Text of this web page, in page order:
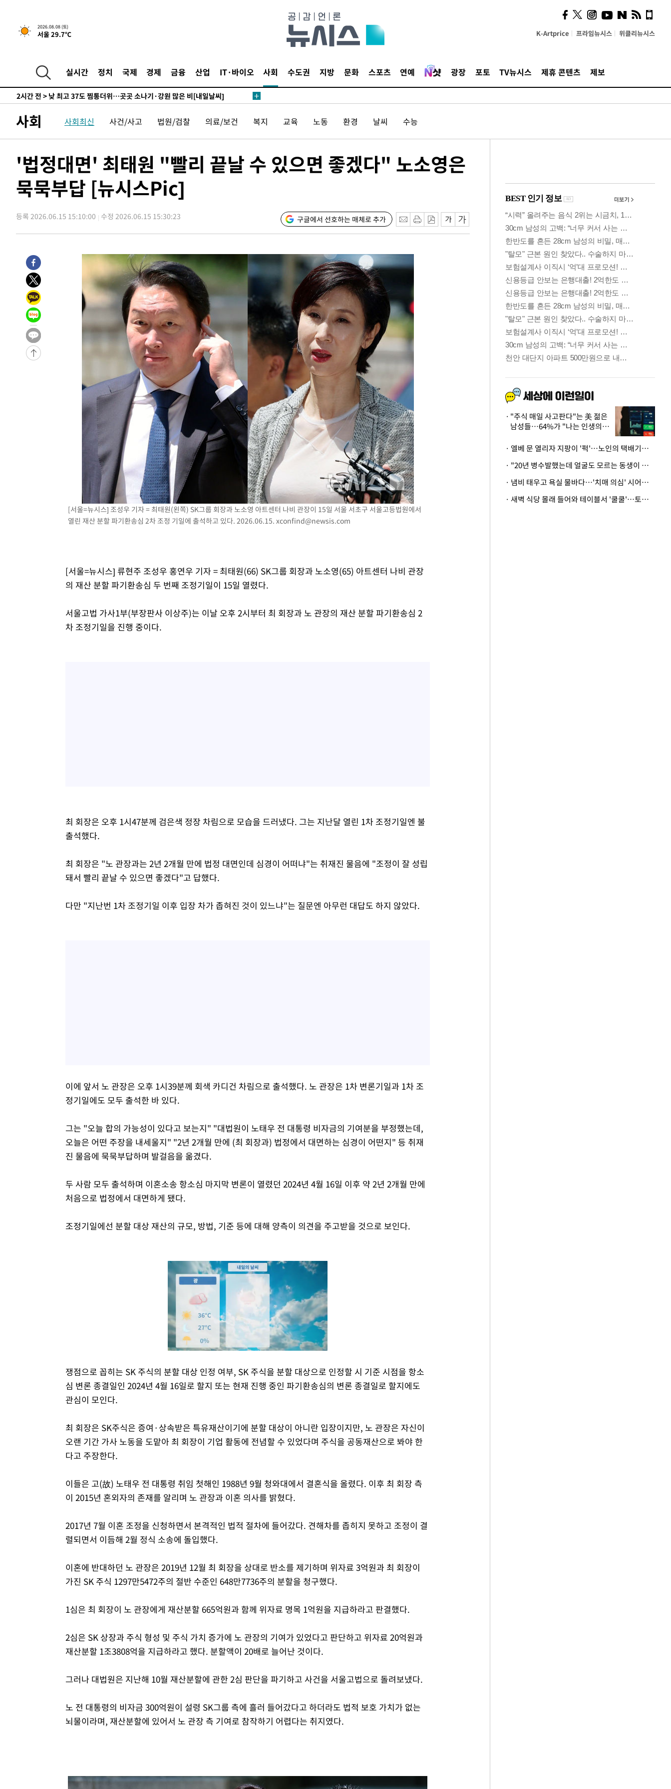
2026.08.08 (토)
서울 29.7℃ K-Artprice 프라임뉴시스 위클리뉴시스
실시간 정치 국제 경제 금융 산업 IT·바이오 사회 수도권 지방 문화 스포츠 연예 광장 포토 TV뉴시스 제휴 콘텐츠 제보
↓-932초 전 >[속보]이 대통령 "부동산 공급 기존 사고방식 매달리지 말고 과감히 실
천"
-17초 전 >이란, "오만과 '중앙 단일 루트' 합의…북쪽 인바운드·남쪽 아웃바운드
2시간 전 >[속보]이 대통령, '호우피해' 안동·의성 관할 4개 면 특별재난지역 선포
[단독]중수청 지원 검사들, 정원 초과 시 낮은 계급 임용…희망지 못 갈
수도
2시간 전 > 낮 최고 37도 찜통더위…곳곳 소나기·강원 많은 비[내일날씨]
4시간 전 >
여자배구 이재영·이다영 자매, 아제르바이잔 투란VC 입단
4시간 전 >외국인 심판 성 접대 7경기 들여다보니…한국 축구 '5승 2무'
4시간 전 >[속보]코스피, 6200선 약보합…0.60% 내린 6258.77에 마쳐
4시간 전 >[속보]원·달러 환율, 7.7원 내린 1416.1원 마감
4시간 전 >[속보] 노원서 40.1도 관측…서울, 2018년 이후 첫 40도
5시간 전 >외신들도 주목한 韓축구 파문…"국민적 공분에 수사 재개"
5시간 전 >11시간 압수수색에 성접대 파문까지…'쑥대밭' 된 축구협회
후임
-8502초 전 >
이강인, 폭염 속 AT마드리드 첫 훈련…80명 식사 대접까지(종합)
-5641초 전 >
미 사업체 일자리, 7월에 2.3만개 순감하고 그 전 2개월 10.3만개 하
향수정 (2보)
-5089초 전 >
[속보] 미 사업체, 일자리 7월에 2.3만 개 줄어…실업률은 4.1%로
-952초 전 >
[속보]이 대통령 "부동산 공급 기존 사고방식 매달리지 말고 과감히 실
천"
-37초 전 >
이란, "오만과 '중앙 단일 루트' 합의…북쪽 인바운드·남쪽 아웃바운드
는 임시"
2시간 전 >
"낮 기온 소폭 하락"…수도권 폭염중대경보, 폭염경보로 하향
2시간 전 >
[속보]이 대통령, '호우피해' 안동·의성 관할 4개 면 특별재난지역 선포
2시간 전 >
[단독]중수청 지원 검사들, 정원 초과 시 낮은 계급 임용…희망지 못 갈
낮 최고 37도 찜통더위…곳곳 소나기·강원 많은 비[내일날씨]
SK하이닉스, 용인·청주 팹에 54조 투자…"AI 메모리 수요 선제 대응"
여자배구 이재영·이다영 자매, 아제르바이잔 투란VC 입단
외국인 심판 성 접대 7경기 들여다보니…한국 축구 '5승 2무'
[속보]코스닥, 2.86포인트(0.36%) 내린 798.81마감
[속보]코스피, 6200선 약보합…0.60% 내린 6258.77에 마쳐
[속보]원·달러 환율, 7.7원 내린 1416.1원 마감
[속보] 노원서 40.1도 관측…서울, 2018년 이후 첫 40도
[속보]종합특검, '계엄 수용공간 확보' 신용해 前교정본부장 기소
외신들도 주목한 韓축구 파문…"국민적 공분에 수사 재개"
11시간 압수수색에 성접대 파문까지…'쑥대밭' 된 축구협회
사회 사회최신 사건/사고 법원/검찰 의료/보건 복지 교육 노동 환경 날씨 수능
'법정대면' 최태원 "빨리 끝날 수 있으면 좋겠다" 노소영은
묵묵부답 [뉴시스Pic]
등록 2026.06.15 15:10:00 수정 2026.06.15 15:30:23 구글에서 선호하는 매체로 추가
[서울=뉴시스] 조성우 기자 = 최태원(왼쪽) SK그룹 회장과 노소영 아트센터 나비 관장이 15일 서울 서초구 서울고등법원에서
열린 재산 분할 파기환송심 2차 조정 기일에 출석하고 있다. 2026.06.15. xconfind@newsis.com
[서울=뉴시스] 류현주 조성우 홍연우 기자 = 최태원(66) SK그룹 회장과 노소영(65) 아트센터 나비 관장
의 재산 분할 파기환송심 두 번째 조정기일이 15일 열렸다.
서울고법 가사1부(부장판사 이상주)는 이날 오후 2시부터 최 회장과 노 관장의 재산 분할 파기환송심 2
차 조정기일을 진행 중이다.
최 회장은 오후 1시47분께 검은색 정장 차림으로 모습을 드러냈다. 그는 지난달 열린 1차 조정기일엔 불
출석했다.
최 회장은 "노 관장과는 2년 2개월 만에 법정 대면인데 심경이 어떠냐"는 취재진 물음에 "조정이 잘 성립
돼서 빨리 끝날 수 있으면 좋겠다"고 답했다.
다만 "지난번 1차 조정기일 이후 입장 차가 좁혀진 것이 있느냐"는 질문엔 아무런 대답도 하지 않았다.
이에 앞서 노 관장은 오후 1시39분께 회색 카디건 차림으로 출석했다. 노 관장은 1차 변론기일과 1차 조
정기일에도 모두 출석한 바 있다.
그는 "오늘 합의 가능성이 있다고 보는지" "대법원이 노태우 전 대통령 비자금의 기여분을 부정했는데,
오늘은 어떤 주장을 내세울지" "2년 2개월 만에 (최 회장과) 법정에서 대면하는 심경이 어떤지" 등 취재
진 물음에 묵묵부답하며 발걸음을 옮겼다.
두 사람 모두 출석하며 이혼소송 항소심 마지막 변론이 열렸던 2024년 4월 16일 이후 약 2년 2개월 만에
처음으로 법정에서 대면하게 됐다.
조정기일에선 분할 대상 재산의 규모, 방법, 기준 등에 대해 양측이 의견을 주고받을 것으로 보인다.
Mute
쟁점으로 꼽히는 SK 주식의 분할 대상 인정 여부, SK 주식을 분할 대상으로 인정할 시 기준 시점을 항소
심 변론 종결일인 2024년 4월 16일로 할지 또는 현재 진행 중인 파기환송심의 변론 종결일로 할지에도
관심이 모인다.
최 회장은 SK주식은 증여·상속받은 특유재산이기에 분할 대상이 아니란 입장이지만, 노 관장은 자신이
오랜 기간 가사 노동을 도맡아 최 회장이 기업 활동에 전념할 수 있었다며 주식을 공동재산으로 봐야 한
다고 주장한다.
이들은 고(故) 노태우 전 대통령 취임 첫해인 1988년 9월 청와대에서 결혼식을 올렸다. 이후 최 회장 측
이 2015년 혼외자의 존재를 알리며 노 관장과 이혼 의사를 밝혔다.
2017년 7월 이혼 조정을 신청하면서 본격적인 법적 절차에 들어갔다. 견해차를 좁히지 못하고 조정이 결
렬되면서 이듬해 2월 정식 소송에 돌입했다.
이혼에 반대하던 노 관장은 2019년 12월 최 회장을 상대로 반소를 제기하며 위자료 3억원과 최 회장이
가진 SK 주식 1297만5472주의 절반 수준인 648만7736주의 분할을 청구했다.
1심은 최 회장이 노 관장에게 재산분할 665억원과 함께 위자료 명목 1억원을 지급하라고 판결했다.
2심은 SK 상장과 주식 형성 및 주식 가치 증가에 노 관장의 기여가 있었다고 판단하고 위자료 20억원과
재산분할 1조3808억을 지급하라고 했다. 분할액이 20배로 늘어난 것이다.
그러나 대법원은 지난해 10월 재산분할에 관한 2심 판단을 파기하고 사건을 서울고법으로 돌려보냈다.
노 전 대통령의 비자금 300억원이 설령 SK그룹 측에 흘러 들어갔다고 하더라도 법적 보호 가치가 없는
뇌물이라며, 재산분할에 있어서 노 관장 측 기여로 참작하기 어렵다는 취지였다.
시, 스마트폰 액세서리에
NFC 더했다
"주식 매일 사고판다"는 美 젊은
남성들…64%가 "나는 인생의
· 엘베 문 열리자 지팡이 '퍽'…노인의 택배기사 폭행 이유
· "20년 병수발했는데 얼굴도 모르는 동생이 유산 절반을"…배다른 형제 상속권 있을까
· 냄비 태우고 욕실 물바다…'치매 의심' 시어머니 검사 권유했다가 '날벼락'
· 새벽 식당 몰래 들어와 테이블서 '쿨쿨'…토사물 남기고 사라진 남성